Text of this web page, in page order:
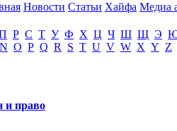
Новости Статьи Хайфа Медиа
Р С Т У Ф Х Ц Ч Ш Щ Э
N O P Q R S T U V W X Y Z
и право